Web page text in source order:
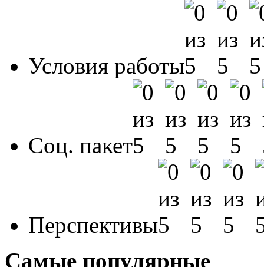
Условия работы
Соц. пакет
Перспективы
Самые популярные